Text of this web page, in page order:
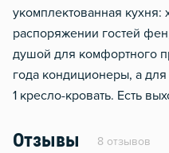
укомплектованная
распоряжении гостей
душой для комфортного
года кондиционеры, а для
1 кресло-кровать. Есть
Отзывы 8 отзывов